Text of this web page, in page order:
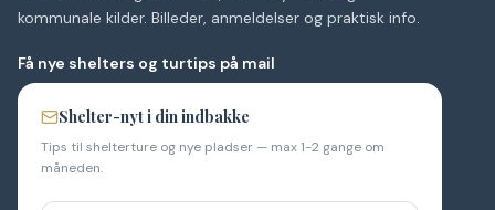
kommunale kilder. Billeder, anmeldelser og praktisk info.
Få nye shelters og turtips på mail
Shelter-nyt i din indbakke
Tips til shelterture og nye pladser — max 1-2 gange om
måneden.